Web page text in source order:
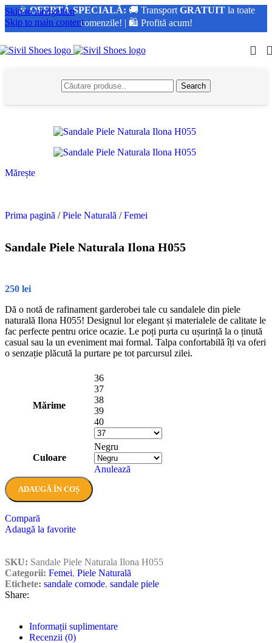
Skip to navigation
Skip to main content
🎉OFERTĂ SPECIALĂ: 🚚 Transport GRATUITla toate
comenzile! | 🛍️ Profită acum!
Search
Mărește
Prima pagină / Piele Naturală / Femei
Sandale Piele Naturala Ilona H055
250 lei
Dă o notă de rafinament garderobei tale cu sandalele din piele
naturală Ilona H055! Designul lor elegant și materialele de calitate le
fac perfecte pentru orice ocazie. Le poți purta cu ușurință la o ținută
casual sau la un eveniment mai formal. Talpa confortabilă îți va oferi
o senzație plăcută la purtare pe tot parcursul zilei.
Mărime
36
37
38
39
40
Culoare
Negru
Anulează
ADAUGĂ ÎN COȘ
Compară
Adaugă la favorite
SKU: Sandale Piele Naturala Ilona H055
Categorii: Femei, Piele Naturală
Etichete: sandale comode, sandale piele
Share:
Informații suplimentare
Recenzii (0)